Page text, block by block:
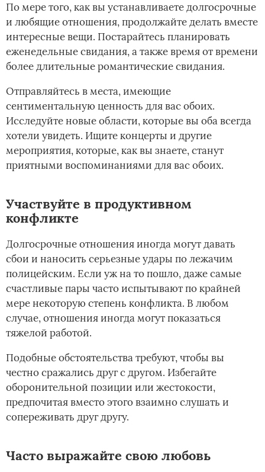
По мере того, как вы устанавливаете долгосрочные
и любящие отношения, продолжайте делать вместе
интересные вещи. Постарайтесь планировать
еженедельные свидания, а также время от времени
более длительные романтические свидания.
Отправляйтесь в места, имеющие
сентиментальную ценность для вас обоих.
Исследуйте новые области, которые вы оба всегда
хотели увидеть. Ищите концерты и другие
мероприятия, которые, как вы знаете, станут
приятными воспоминаниями для вас обоих.
Участвуйте в продуктивном
конфликте
Долгосрочные отношения иногда могут давать
сбои и наносить серьезные удары по лежачим
полицейским. Если уж на то пошло, даже самые
счастливые пары часто испытывают по крайней
мере некоторую степень конфликта. В любом
случае, отношения иногда могут показаться
тяжелой работой.
Подобные обстоятельства требуют, чтобы вы
честно сражались друг с другом. Избегайте
оборонительной позиции или жестокости,
предпочитая вместо этого взаимно слушать и
сопереживать друг другу.
Часто выражайте свою любовь